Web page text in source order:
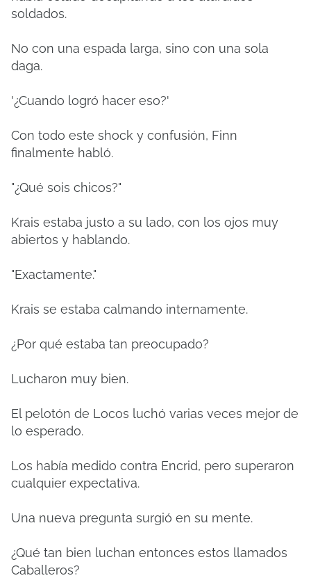
soldados.
No con una espada larga, sino con una sola
daga.
'¿Cuando logró hacer eso?'
Con todo este shock y confusión, Finn
finalmente habló.
"¿Qué sois chicos?"
Krais estaba justo a su lado, con los ojos muy
abiertos y hablando.
"Exactamente."
Krais se estaba calmando internamente.
¿Por qué estaba tan preocupado?
Lucharon muy bien.
El pelotón de Locos luchó varias veces mejor de
lo esperado.
Los había medido contra Encrid, pero superaron
cualquier expectativa.
Una nueva pregunta surgió en su mente.
¿Qué tan bien luchan entonces estos llamados
Caballeros?